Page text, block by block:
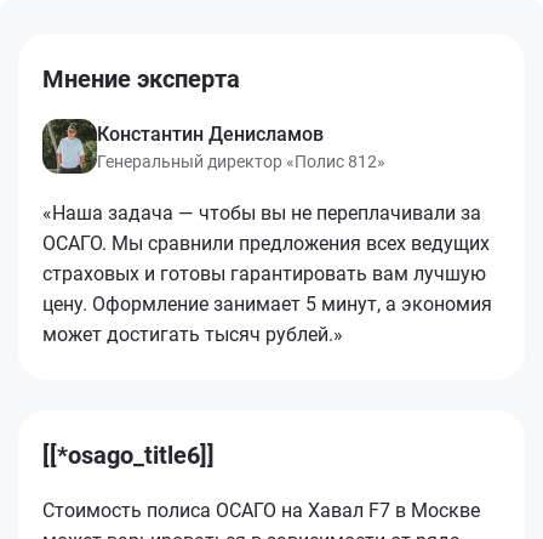
Мнение эксперта
Константин Денисламов
Генеральный директор «Полис 812»
«Наша задача — чтобы вы не переплачивали за
ОСАГО. Мы сравнили предложения всех ведущих
страховых и готовы гарантировать вам лучшую
цену. Оформление занимает 5 минут, а экономия
может достигать тысяч рублей.»
[[*osago_title6]]
Стоимость полиса ОСАГО на Хавал F7 в Москве